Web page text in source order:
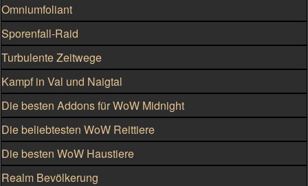
Omniumfoliant
Sporenfall-Raid
Turbulente Zeitwege
Kampf in Val und Naigtal
Die besten Addons für WoW Midnight
Die beliebtesten WoW Reittiere
Die besten WoW Haustiere
Realm Bevölkerung